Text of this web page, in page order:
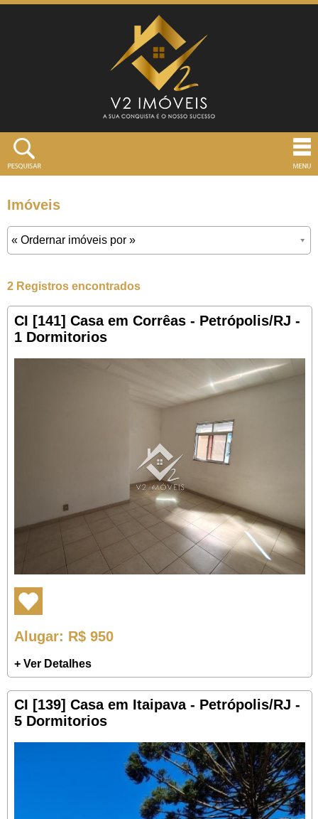
Imóveis
2 Registros encontrados
CI [141] Casa em Corrêas - Petrópolis/RJ -
1 Dormitorios
Alugar: R$ 950
+ Ver Detalhes
CI [139] Casa em Itaipava - Petrópolis/RJ -
5 Dormitorios